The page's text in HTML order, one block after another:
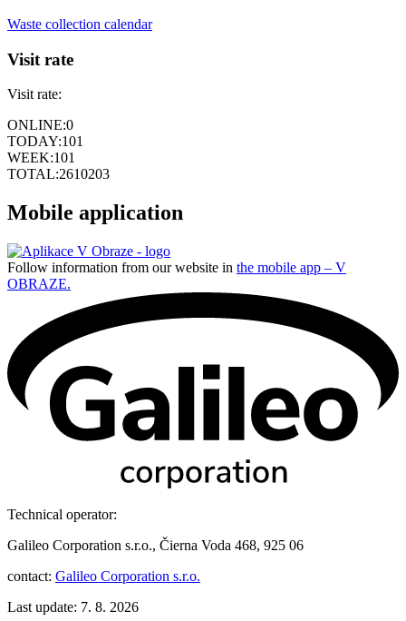
Waste collection calendar
Visit rate
Visit rate:
ONLINE:0
TODAY:101
WEEK:101
TOTAL:2610203
Mobile application
Follow information from our website in the mobile app – V
OBRAZE.
Technical operator:
Galileo Corporation s.r.o., Čierna Voda 468, 925 06
contact: Galileo Corporation s.r.o.
Last update: 7. 8. 2026